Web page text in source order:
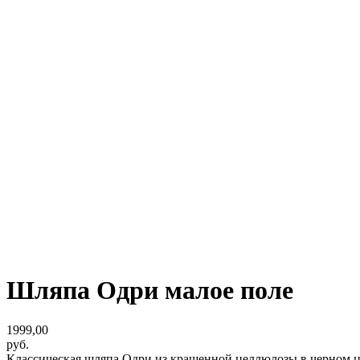
Шляпа Одри малое поле
1999,00
руб.